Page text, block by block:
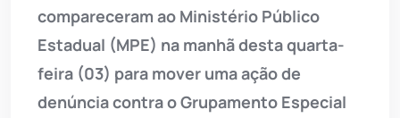
compareceram ao Ministério Público
Estadual (MPE) na manhã desta quarta-
feira (03) para mover uma ação de
denúncia contra o Grupamento Especial